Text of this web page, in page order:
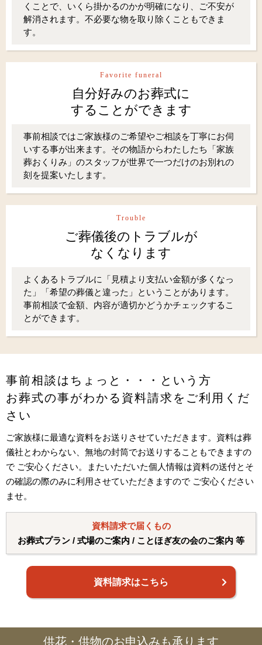
くことで、いくら掛かるのかが明確になり、ご不安が
解消されます。不必要な物を取り除くこともできま
す。
Favorite funeral
自分好みのお葬式に
することができます
事前相談ではご家族様のご希望やご相談を丁寧にお伺
いする事が出来ます。その物語からわたしたち「家族
葬おくりみ」のスタッフが世界で一つだけのお別れの
刻を提案いたします。
Trouble
ご葬儀後のトラブルが
なくなります
よくあるトラブルに「見積より支払い金額が多くなっ
た」「希望の葬儀と違った」ということがあります。
事前相談で金額、内容が適切かどうかチェックするこ
とができます。
事前相談はちょっと・・・という方
お葬式の事がわかる資料請求をご利用くだ
さい
ご家族様に最適な資料をお送りさせていただきます。資料は葬
儀社とわからない、無地の封筒でお送りすることもできますの
で ご安心ください。またいただいた個人情報は資料の送付とそ
の確認の際のみに利用させていただきますので ご安心ください
ませ。
資料請求で届くもの
お葬式プラン / 式場のご案内 / ことほぎ友の会のご案内 等
資料請求はこちら
供花・供物のお申込みも承ります